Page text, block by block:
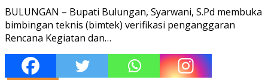
BULUNGAN – Bupati Bulungan, Syarwani, S.Pd membuka
bimbingan teknis (bimtek) verifikasi penganggaran
Rencana Kegiatan dan…